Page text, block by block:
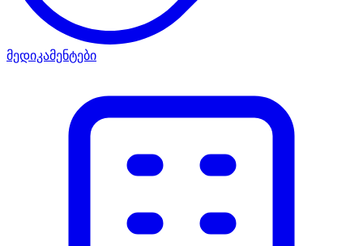
მედიკამენტები